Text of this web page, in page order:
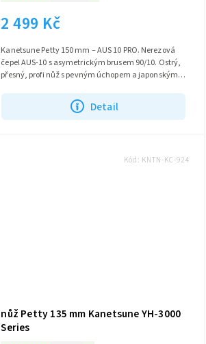
2 499 Kč
Detail
Kanetsune Petty 150 mm – AUS 10 PRO. Nerezová
čepel AUS-10 s asymetrickým brusem 90/10. Ostrý,
přesný, profi nůž s pevným úchopem a japonským
nůž Petty 135 mm Kanetsune YH-3000
Series
Kód: KNTN-KC-924